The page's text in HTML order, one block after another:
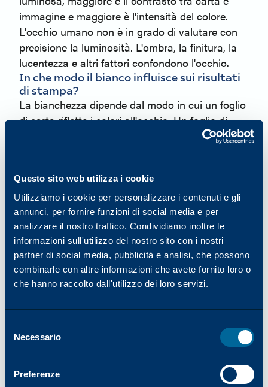
Questo sito web utilizza i cookie
Utilizziamo i cookie per personalizzare i contenuti e gli
annunci, per fornire funzioni di social media e per
analizzare il nostro traffico. Condividiamo inoltre le
informazioni sull'utilizzo del nostro sito con i nostri
partner di social media, pubblicità e analisi, che possono
combinarle con altre informazioni che avete fornito loro o
che hanno raccolto dall'utilizzo dei loro servizi.
delNecessario
Preferenze
immagine e maggiore è l'intensità del colore.
L'occhio umano non è in grado di valutare con
precisione la luminosità. L'ombra, la finitura, la
lucentezza e altri fattori confondono l'occhio.
In che modo il bianco influisce sui risultati
di stampa?
La bianchezza dipende dal modo in cui un foglio
di carta riflette i colori all'occhio. Un foglio di
carta bianco-blu riflette maggiormente la luce
nell'intervallo blu/violetto dello spettro visibile ed
freddi come i blu e i neri e per il contrasto.
L'occhio umano spesso percepisce i bianchi blu
come più luminosi di quanto non siano in realtà.
I bianchi caldi riflettono maggiormente la
gamma dei rossi/arancioni dello spettro visibile
e sono una scelta eccellente per la stampa di
colori caldi come i toni della carne e per la
facilità di lettura. I bianchi bilanciati (neutri)
riflettono in modo uniforme tutti i colori dello
accurata dei colori.